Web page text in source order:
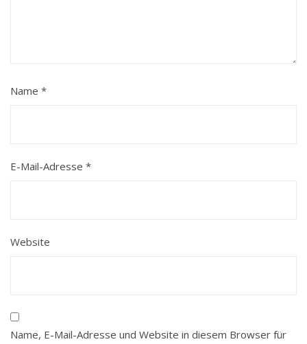
Name *
E-Mail-Adresse *
Website
Name, E-Mail-Adresse und Website in diesem Browser für